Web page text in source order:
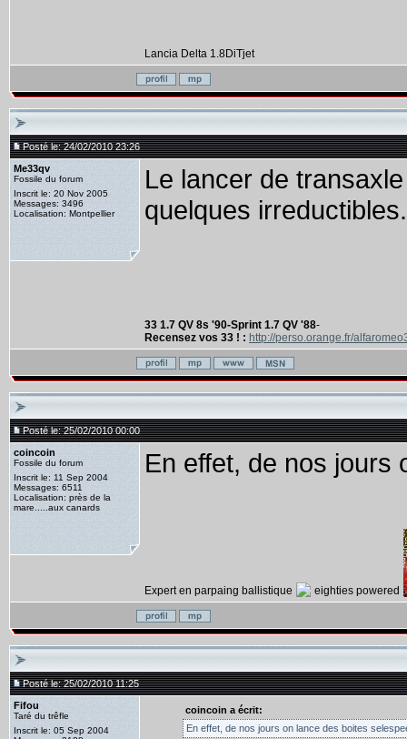
Lancia Delta 1.8DiTjet
Posté le: 24/02/2010 23:26
Me33qv
Fossile du forum
Inscrit le: 20 Nov 2005
Messages: 3496
Localisation: Montpellier
Le lancer de
quelques
33 1.7 QV 8s '90-Sprint 1.7 QV '88-
Recensez vos 33 ! : http://perso.orange.fr/
Posté le: 25/02/2010 00:00
coincoin
Fossile du forum
Inscrit le: 11 Sep 2004
Messages: 6511
Localisation: près de la
mare.....aux canards
En effet, de nos jours
Expert en parpaing ballistique eighties powered
Posté le: 25/02/2010 11:25
Fifou
Taré du trêfle
Inscrit le: 05 Sep 2004
coincoin a écrit:
En effet, de nos jours on lance des boites